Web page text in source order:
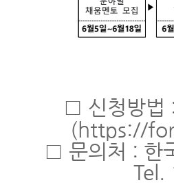
□ 신청방
(https://
□ 문의처 : 한